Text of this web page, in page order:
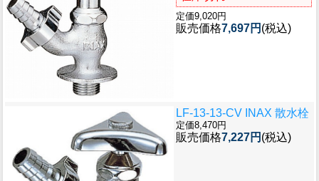
定価9,020円
販売価格7,697円 (税込)
LF-13-13-CV INAX 散水栓
定価8,470円
販売価格7,227円 (税込)